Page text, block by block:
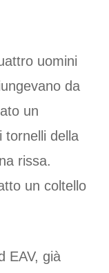
uomini
da
un
tornelli della
rissa.
un coltello
EAV, già